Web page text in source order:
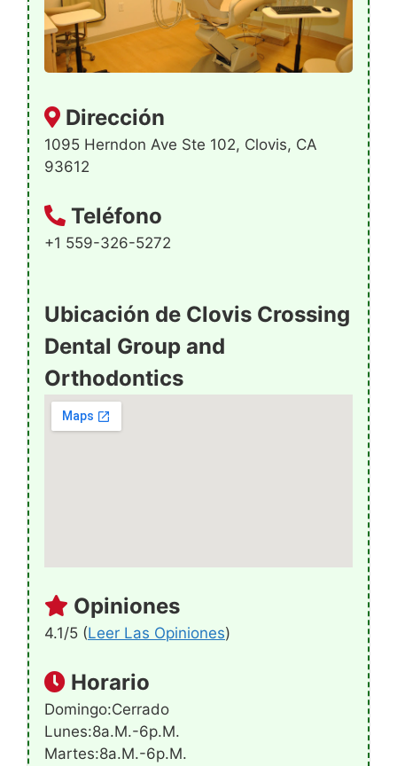
Dirección
1095 Herndon Ave Ste 102, Clovis, CA
93612
Teléfono
+1 559-326-5272
Ubicación de Clovis Crossing
Dental Group and
Orthodontics
Opiniones
4.1/5 (Leer Las Opiniones)
Horario
Domingo:Cerrado
Lunes:8a.m.-6p.m.
Martes:8a.m.-6p.m.